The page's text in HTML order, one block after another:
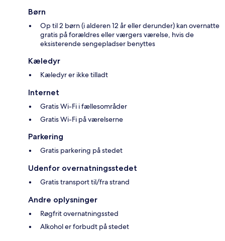
Børn
Op til 2 børn (i alderen 12 år eller derunder) kan overnatte
gratis på forældres eller værgers værelse, hvis de
eksisterende sengepladser benyttes
Kæledyr
Kæledyr er ikke tilladt
Internet
Gratis Wi-Fi i fællesområder
Gratis Wi-Fi på værelserne
Parkering
Gratis parkering på stedet
Udenfor overnatningsstedet
Gratis transport til/fra strand
Andre oplysninger
Røgfrit overnatningssted
Alkohol er forbudt på stedet